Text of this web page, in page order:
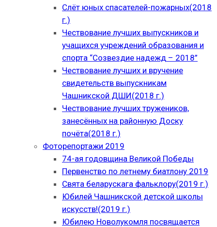
Слёт юных спасателей-пожарных(2018
г.)
Чествование лучших выпускников и
учащихся учреждений образования и
спорта “Созвездие надежд – 2018”
Чествование лучших и вручение
свидетельств выпускникам
Чашникской ДШИ(2018 г.)
Чествование лучших тружеников,
занесённых на районную Доску
почёта(2018 г.)
Фоторепортажи 2019
74-ая годовщина Великой Победы
Первенство по летнему биатлону 2019
Свята беларускага фальклору(2019 г.)
Юбилей Чашникской детской школы
искусств!(2019 г.)
Юбилею Новолукомля посвящается